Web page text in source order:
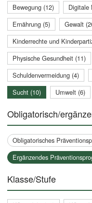
Bewegung (12) Digitale
Ernährung (5)
Gewalt
Kinderrechte und
Physische Gesundheit (11)
Schuldenvermeidung (4)
Sucht (10)
Umwelt (6)
Obligatorisch/
Obligatorisches
Ergänzendes
Klasse/Stufe